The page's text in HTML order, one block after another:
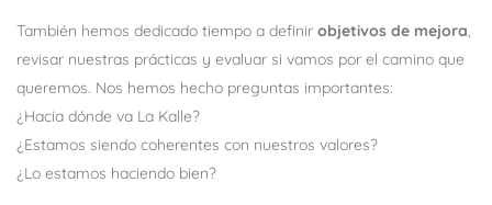
También hemos dedicado tiempo a definir objetivos de mejora
revisar nuestras prácticas y evaluar si vamos por el camino que
queremos. Nos hemos hecho preguntas importantes:
¿Hacia dónde va La Kalle?
¿Estamos siendo coherentes con nuestros valores?
¿Lo estamos haciendo bien?